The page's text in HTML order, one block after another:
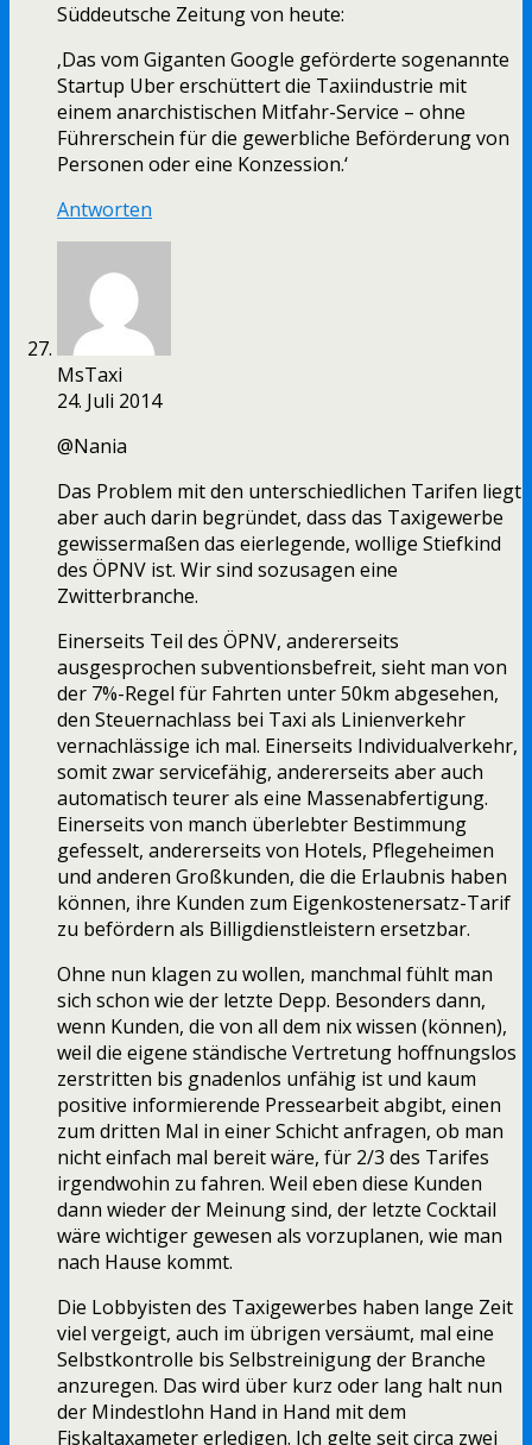
Süddeutsche Zeitung von heute:
‚Das vom Giganten Google geförderte sogenannte
Startup Uber erschüttert die Taxiindustrie mit
einem anarchistischen Mitfahr-Service – ohne
Führerschein für die gewerbliche Beförderung von
Personen oder eine Konzession.‘
Antworten
MsTaxi
24. Juli 2014
@Nania
Das Problem mit den unterschiedlichen Tarifen liegt
aber auch darin begründet, dass das Taxigewerbe
gewissermaßen das eierlegende, wollige Stiefkind
des ÖPNV ist. Wir sind sozusagen eine
Zwitterbranche.
Einerseits Teil des ÖPNV, andererseits
ausgesprochen subventionsbefreit, sieht man von
der 7%-Regel für Fahrten unter 50km abgesehen,
den Steuernachlass bei Taxi als Linienverkehr
vernachlässige ich mal. Einerseits Individualverkehr,
somit zwar servicefähig, andererseits aber auch
automatisch teurer als eine Massenabfertigung.
Einerseits von manch überlebter Bestimmung
gefesselt, andererseits von Hotels, Pflegeheimen
und anderen Großkunden, die die Erlaubnis haben
können, ihre Kunden zum Eigenkostenersatz-Tarif
zu befördern als Billigdienstleistern ersetzbar.
Ohne nun klagen zu wollen, manchmal fühlt man
sich schon wie der letzte Depp. Besonders dann,
wenn Kunden, die von all dem nix wissen (können),
weil die eigene ständische Vertretung hoffnungslos
zerstritten bis gnadenlos unfähig ist und kaum
positive informierende Pressearbeit abgibt, einen
zum dritten Mal in einer Schicht anfragen, ob man
nicht einfach mal bereit wäre, für 2/3 des Tarifes
irgendwohin zu fahren. Weil eben diese Kunden
dann wieder der Meinung sind, der letzte Cocktail
wäre wichtiger gewesen als vorzuplanen, wie man
nach Hause kommt.
Die Lobbyisten des Taxigewerbes haben lange Zeit
viel vergeigt, auch im übrigen versäumt, mal eine
Selbstkontrolle bis Selbstreinigung der Branche
anzuregen. Das wird über kurz oder lang halt nun
der Mindestlohn Hand in Hand mit dem
Fiskaltaxameter erledigen. Ich gelte seit circa zwei